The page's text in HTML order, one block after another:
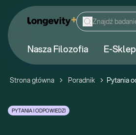
Nasza Filozofia E-Sklep
Strona główna Poradnik Pytania
PYTANIA I ODPOWIEDZI